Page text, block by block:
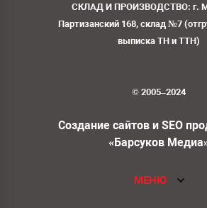
СКЛАД И ПРОИЗВОДСТВО: г.
Партизанский 168, склад №7
выписка ТН и ТТН)
© 2005–2024
Создание сайтов и SEO
«Барсуков
МЕНЮ